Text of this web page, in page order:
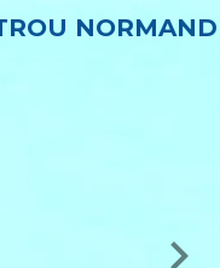
NORMAND